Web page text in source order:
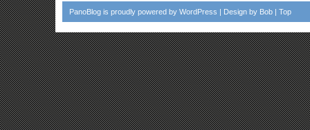
PanoBlog is proudly powered by WordPress | Design by Bob | Top